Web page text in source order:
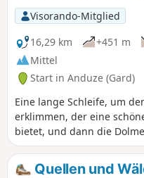
Visorando-Mitglied
16,29 km
+451 m
Mittel
Start in Anduze (Gard)
Eine lange Schleife, um
erklimmen, der eine
bietet, und dann die
Pallières und den weiter
Panissière zu entdecken.
Quellen und